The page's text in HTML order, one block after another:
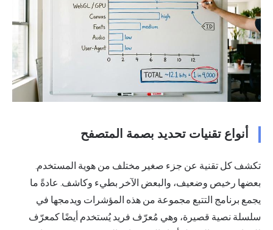
أنواع تقنيات تحديد بصمة المتصفح
تكشف كل تقنية عن جزء صغير مختلف من هوية المستخدم.
بعضها رخيص وضعيف، والبعض الآخر بطيء وكاشف. عادةً ما
يجمع برنامج التتبع مجموعة من هذه المؤشرات ويدمجها في
سلسلة نصية قصيرة، وهي مُعرّف فريد يُستخدم أيضًا كمعرّف